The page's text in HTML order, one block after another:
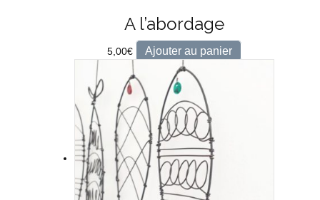
A l’abordage
5,00€ Ajouter au panier